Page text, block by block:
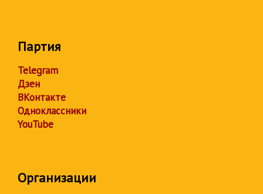
Партия
Telegram
Дзен
ВКонтакте
Одноклассники
YouTube
Организации